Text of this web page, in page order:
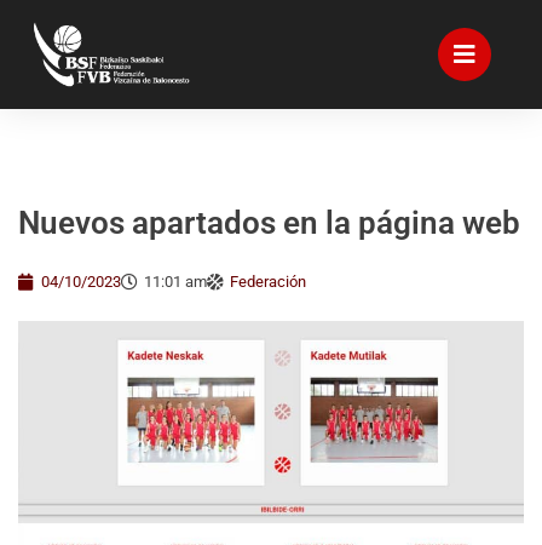
Nuevos apartados en la página web
04/10/2023 11:01 am Federación